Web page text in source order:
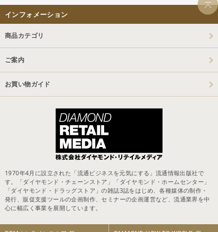
インフォメーション
商品カテゴリ
ご案内
お買い物ガイド
1970年4月に設立された「流通ビジネスを元気にする」流通情報出版社で
す。「ダイヤモンド・チェーンストア」「ダイヤモンド・ホームセンター」
「ダイヤモンド・ドラッグストア」の雑誌3誌をはじめ、各種媒体の制作・
発行、販促支援ツールの企画制作、セミナーの企画運営など、流通業界を中
心に幅広く事業を展開しています。